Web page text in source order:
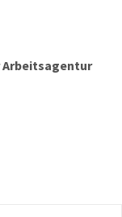
Arbeitsagentur